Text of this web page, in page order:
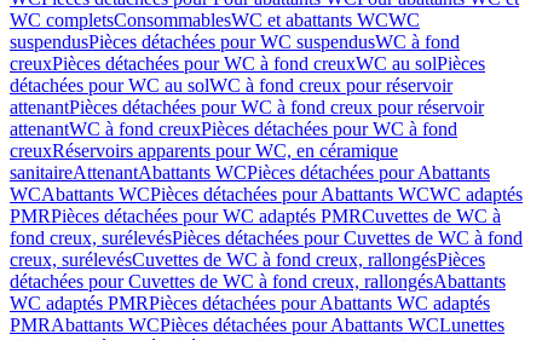
WC completsConsommablesWC et abattants WCWC
suspendusPièces détachées pour WC suspendusWC à fond
creuxPièces détachées pour WC à fond creuxWC au solPièces
détachées pour WC au solWC à fond creux pour réservoir
attenantPièces détachées pour WC à fond creux pour réservoir
attenantWC à fond creuxPièces détachées pour WC à fond
creuxRéservoirs apparents pour WC, en céramique
sanitaireAttenantAbattants WCPièces détachées pour Abattants
WCAbattants WCPièces détachées pour Abattants WCWC adaptés
PMRPièces détachées pour WC adaptés PMRCuvettes de WC à
fond creux, surélevésPièces détachées pour Cuvettes de WC à fond
creux, surélevésCuvettes de WC à fond creux, rallongésPièces
détachées pour Cuvettes de WC à fond creux, rallongésAbattants
WC adaptés PMRPièces détachées pour Abattants WC adaptés
PMRAbattants WCPièces détachées pour Abattants WCLunettes